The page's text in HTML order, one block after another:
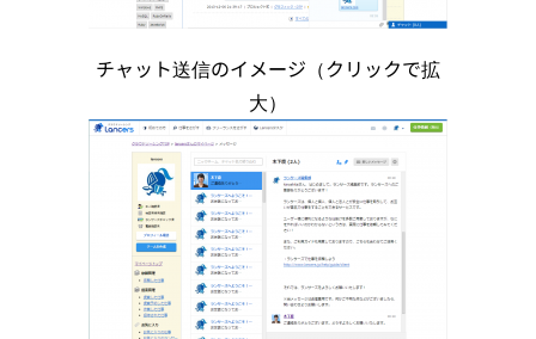
チャット送信のイメージ（クリックで拡
大）